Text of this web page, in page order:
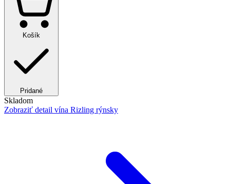
Košík
Pridané
Skladom
Zobraziť detail vína Rizling rýnsky